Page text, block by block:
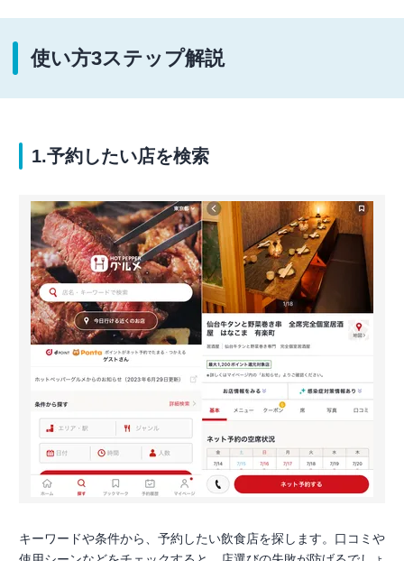
使い方3ステップ解説
1.予約したい店を検索
キーワードや条件から、予約したい飲食店を探します。口コミや